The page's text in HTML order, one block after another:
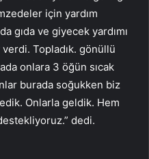
için yardım
gıda ve giyecek yardımı
verdi. Topladık. gönüllü
onlara 3 öğün sıcak
burada soğukken biz
Onlarla geldik. Hem
dedi.